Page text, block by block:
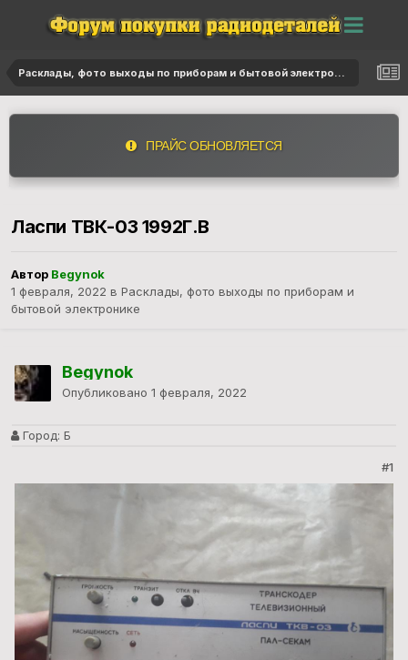
Расклады, фото выходы по приборам и бытовой электронике
ПРАЙС ОБНОВЛЯЕТСЯ
Ласпи ТВК-03 1992Г.В
Автор Begynok
1 февраля, 2022 в Расклады, фото выходы по приборам и
бытовой электронике
Begynok
Опубликовано 1 февраля, 2022
Город: Б
#1